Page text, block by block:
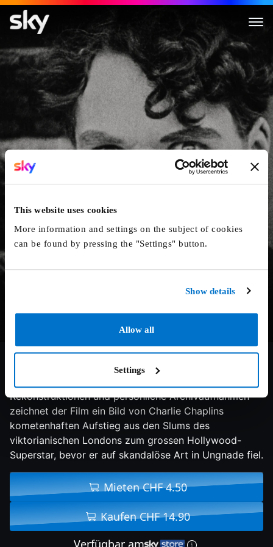
This website uses cookies
More information and settings on the subject of cookies
can be found by pressing the "Settings" button.
Show details
Allow all
Settings
The Real Charlie Chaplin
7.6/10 2021 109 min Doku
Rekonstruktionen und persönliche Archivaufnahmen
zeichnet der Film ein Bild von Charlie Chaplins
kometenhaften Aufstieg aus den Slums des
viktorianischen Londons zum grossen Hollywood-
Superstar, bevor er auf skandalöse Art in Ungnade fiel.
Mieten CHF 4.50
Kaufen CHF 14.90
Verfügbar am